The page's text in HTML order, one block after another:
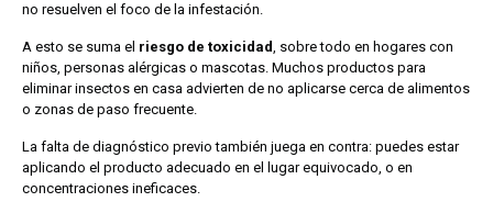
no resuelven el foco de la infestación.
A esto se suma el riesgo de toxicidad, sobre todo en hogares con
niños, personas alérgicas o mascotas. Muchos productos para
eliminar insectos en casa advierten de no aplicarse cerca de alimentos
o zonas de paso frecuente.
La falta de diagnóstico previo también juega en contra: puedes estar
aplicando el producto adecuado en el lugar equivocado, o en
concentraciones ineficaces.